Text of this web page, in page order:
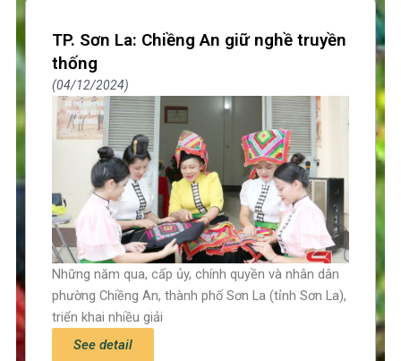
TP. Sơn La: Chiềng An giữ nghề truyền
thống
04/12/2024
Những năm qua, cấp ủy, chính quyền và nhân dân
phường Chiềng An, thành phố Sơn La (tỉnh Sơn La),
triển khai nhiều giải
See detail